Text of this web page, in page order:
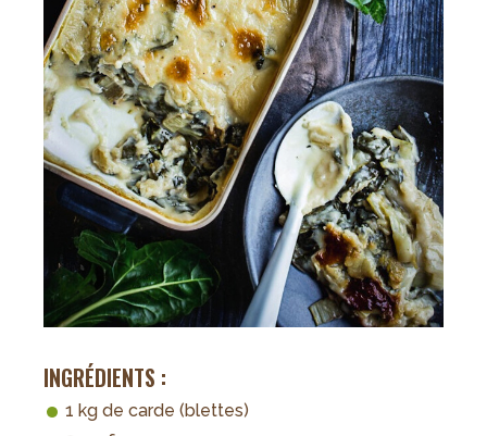
INGRÉDIENTS :
1 kg de carde (blettes)